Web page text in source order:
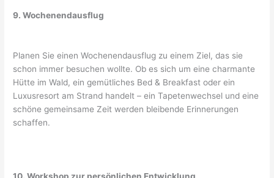
9. Wochenendausflug
Planen Sie einen Wochenendausflug zu einem Ziel, das sie
schon immer besuchen wollte. Ob es sich um eine charmante
Hütte im Wald, ein gemütliches Bed & Breakfast oder ein
Luxusresort am Strand handelt – ein Tapetenwechsel und eine
schöne gemeinsame Zeit werden bleibende Erinnerungen
schaffen.
10. Workshop zur persönlichen Entwicklung